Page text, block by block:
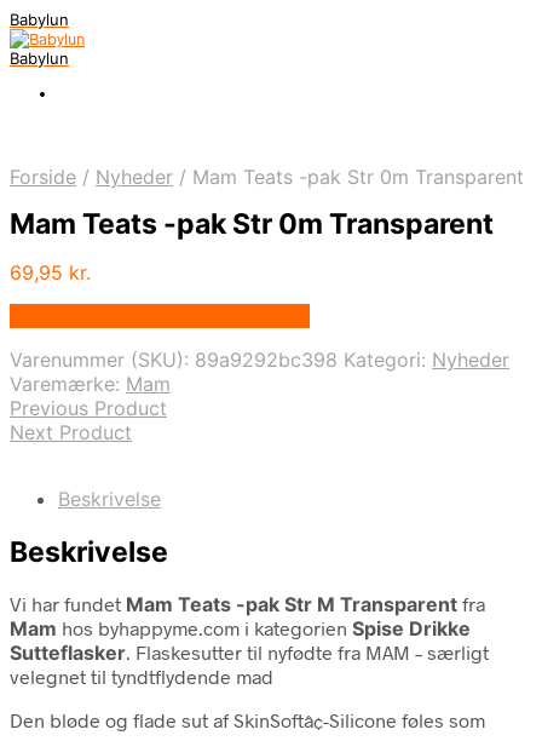
Babylun
Babylun
Forside / Nyheder / Mam Teats -pak Str 0m Transparent
Mam Teats -pak Str 0m Transparent
69,95 kr.
Varenummer (SKU): 89a9292bc398 Kategori: Nyheder
Varemærke: Mam
Previous Product
Next Product
Beskrivelse
Beskrivelse
Vi har fundet Mam Teats -pak Str M Transparent fra
Mam hos byhappyme.com i kategorien Spise Drikke
Sutteflasker. Flaskesutter til nyfødte fra MAM – særligt
velegnet til tyndtflydende mad
Den bløde og flade sut af SkinSoftâ¢-Silicone føles som